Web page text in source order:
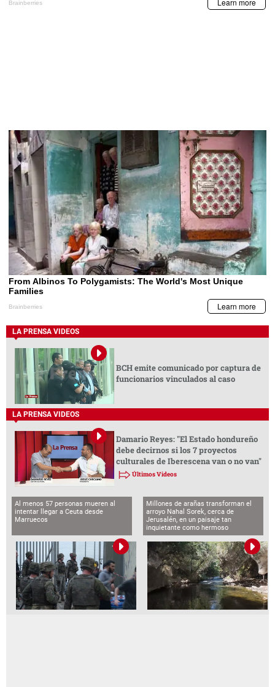
LA PRENSA VIDEOS
BCH emite comunicado por captura de
funcionarios vinculados al caso
LA PRENSA VIDEOS
Damario Reyes: "El Estado hondureño
debe decirnos si los 7 proyectos
culturales de Iberescena van o no van"
Últimos Videos
Al menos 57 personas mueren al
intentar llegar a Ceuta desde
Marruecos
Millones de arañas transforman el
arroyo Nahal Sorek, cerca de
Jerusalén, en un paisaje tan
inquietante como hermoso